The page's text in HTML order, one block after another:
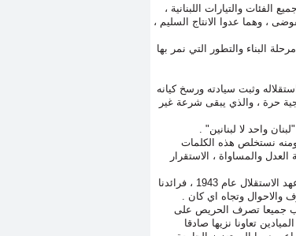
والتيارات اللبنانية ،
، وهما عدوا الانتاج السليم ،
البناء والتطور التي نمر بها
وثبت سيادته ورسخ كيانه
حرة ، والذي يبقى شرعة غير
واحد لا لبنانين" .
ومنه نستخلص هذه الكلمات
والمساواة ، الاستقرار
فسياستنا الخارجية تنبع من واقع لبنان وواقع محيطه وهي التي تحددت خطوطها الكبرى في مطلع عهد الاستقلال عام 1943 ، فرائدنا
والاحوال وتجاه اي كان .
جميعا تصرف الحريص على
تعاونا نزيها صادقا